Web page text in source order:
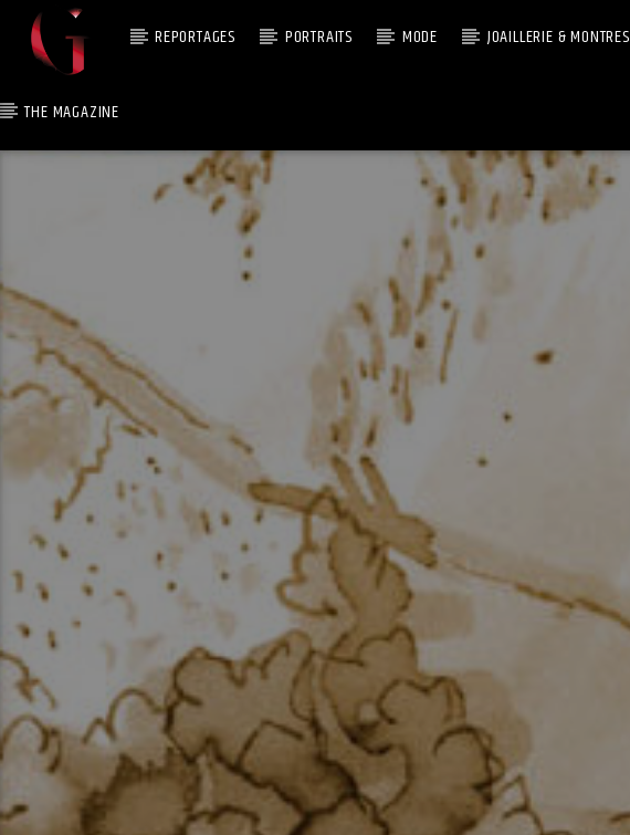
REPORTAGES PORTRAITS MODE JOAILLERIE & MONTRES
THE MAGAZINE